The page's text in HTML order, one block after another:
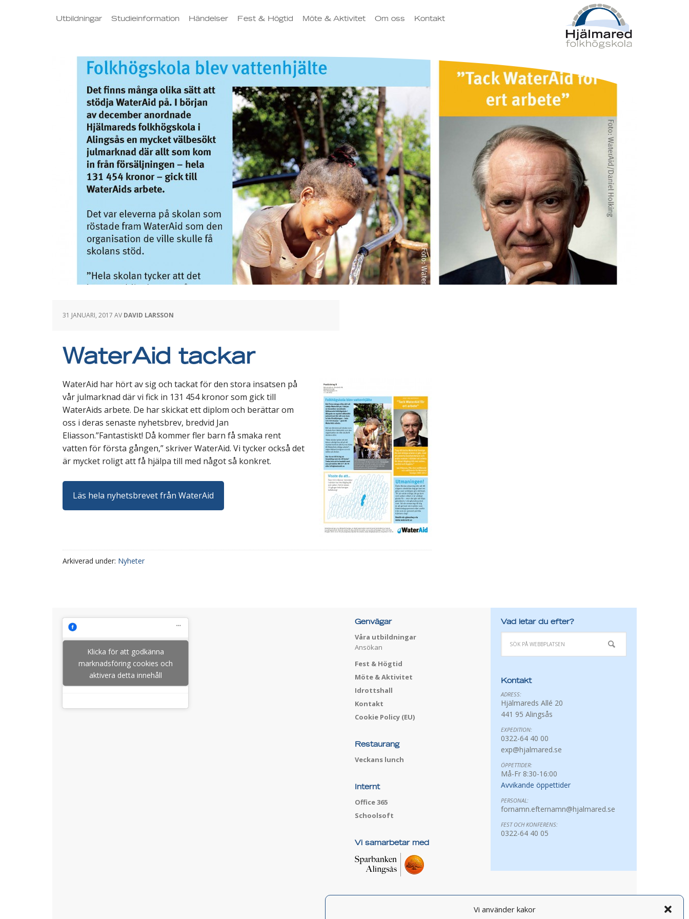
Vi använder kakor
Utbildningar Studieinformation Händelser Fest & Högtid Möte & Aktivitet Om oss Kontakt
31 JANUARI, 2017 AV DAVID LARSSON
WaterAid tackar
WaterAid har hört av sig och tackat för den stora insatsen på
vår julmarknad där vi fick in 131 454 kronor som gick till
WaterAids arbete. De har skickat ett diplom och berättar om
oss i deras senaste nyhetsbrev, bredvid Jan
Eliasson.”Fantastiskt! Då kommer fler barn få smaka rent
vatten för första gången,” skriver WaterAid. Vi tycker också det
är mycket roligt att få hjälpa till med något så konkret.
Läs hela nyhetsbrevet från WaterAid
Arkiverad under: Nyheter
Klicka för att godkänna
marknadsföring cookies och
aktivera detta innehåll
Genvägar
Våra utbildningar
Ansökan
Fest & Högtid
Möte & Aktivitet
Idrottshall
Kontakt
Cookie Policy (EU)
Restaurang
Veckans lunch
Internt
Office 365
Schoolsoft
Vi samarbetar med
Vad letar du efter?
Kontakt
ADRESS:
Hjälmareds Allé 20
441 95 Alingsås
EXPEDITION:
0322-64 40 00
exp@hjalmared.se
ÖPPETTIDER:
Må-Fr 8:30-16:00
Avvikande öppettider
PERSONAL:
fornamn.efternamn@hjalmared.se
FEST OCH KONFERENS:
0322-64 40 05